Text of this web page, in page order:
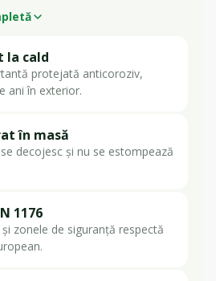
la cald
protejată anticoroziv,
ani în exterior.
în masă
decojesc și nu se estompează
1176
zonele de siguranță respectă